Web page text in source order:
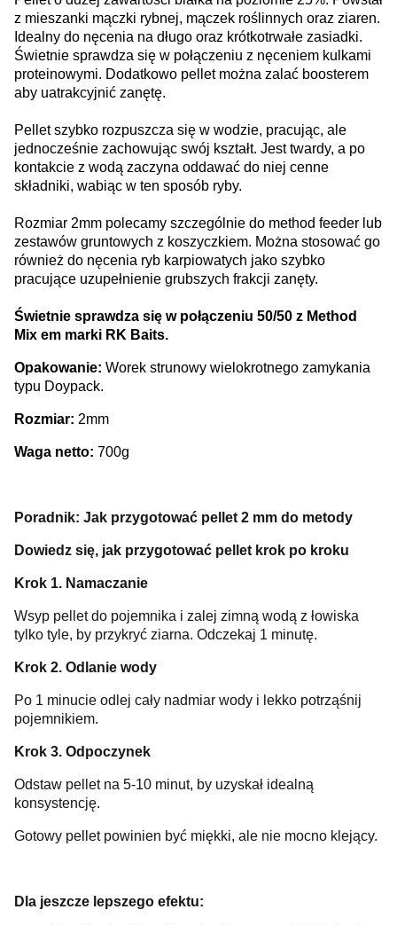
z mieszanki mączki rybnej, mączek roślinnych oraz ziaren.
Idealny do nęcenia na długo oraz krótkotrwałe zasiadki.
Świetnie sprawdza się w połączeniu z nęceniem kulkami
proteinowymi. Dodatkowo pellet można zalać boosterem
aby uatrakcyjnić zanętę.
Pellet szybko rozpuszcza się w wodzie, pracując, ale
jednocześnie zachowując swój kształt. Jest twardy, a po
kontakcie z wodą zaczyna oddawać do niej cenne
składniki, wabiąc w ten sposób ryby.
Rozmiar 2mm polecamy szczególnie do method feeder lub
zestawów gruntowych z koszyczkiem. Można stosować go
również do nęcenia ryb karpiowatych jako szybko
pracujące uzupełnienie grubszych frakcji zanęty.
Świetnie sprawdza się w połączeniu 50/50 z Method
Mix em marki RK Baits.
Opakowanie: Worek strunowy wielokrotnego zamykania
typu Doypack.
Rozmiar: 2mm
Waga netto: 700g
Poradnik: Jak przygotować pellet 2 mm do metody
Dowiedz się, jak przygotować pellet krok po kroku
Krok 1. Namaczanie
Wsyp pellet do pojemnika i zalej zimną wodą z łowiska
tylko tyle, by przykryć ziarna. Odczekaj 1 minutę.
Krok 2. Odlanie wody
Po 1 minucie odlej cały nadmiar wody i lekko potrząśnij
pojemnikiem.
Krok 3. Odpoczynek
Odstaw pellet na 5-10 minut, by uzyskał idealną
konsystencję.
Gotowy pellet powinien być miękki, ale nie mocno klejący.
Dla jeszcze lepszego efektu: